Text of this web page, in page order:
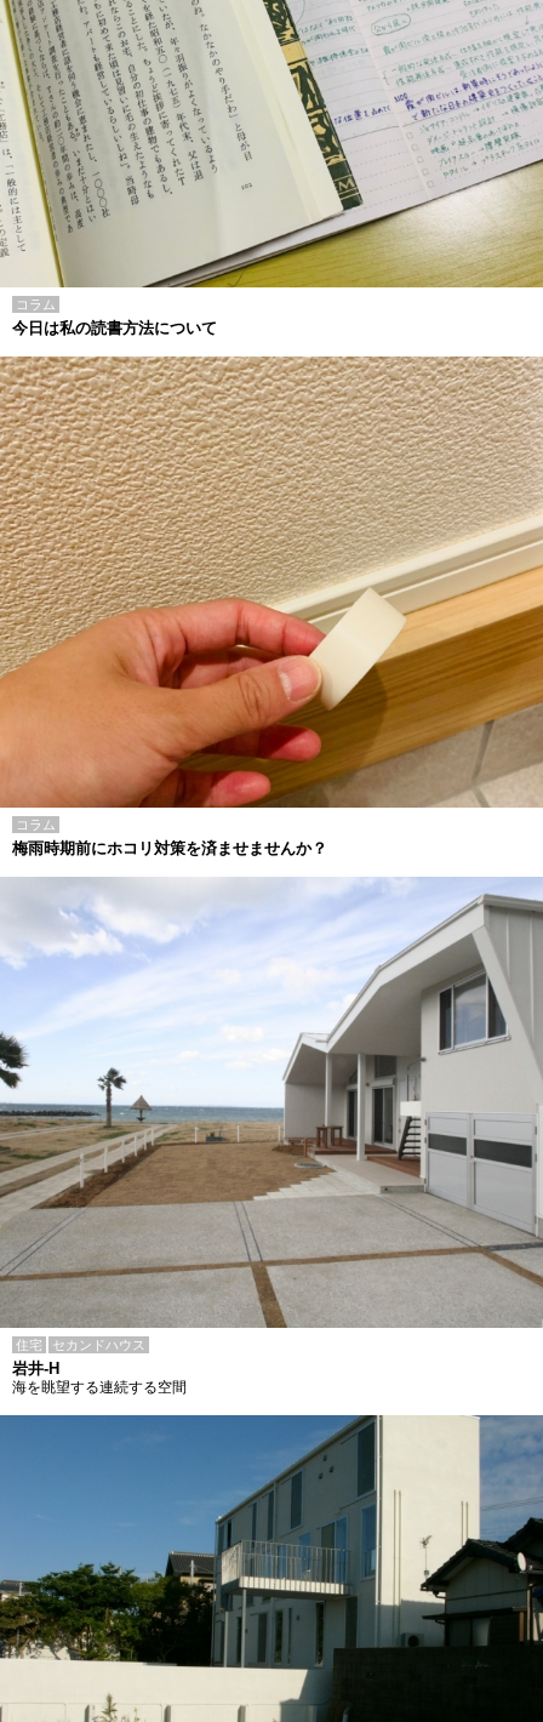
コラム
今日は私の読書方法について
コラム
梅雨時期前にホコリ対策を済ませませんか？
住宅 セカンドハウス
岩井-H
海を眺望する連続する空間